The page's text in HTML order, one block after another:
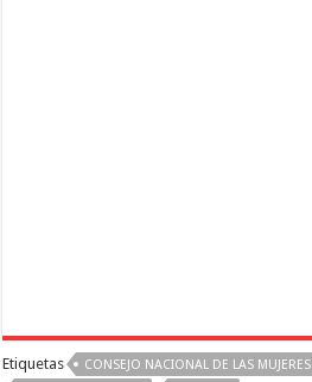
Etiquetas CONSEJO NACIONAL DE LAS MUJERES